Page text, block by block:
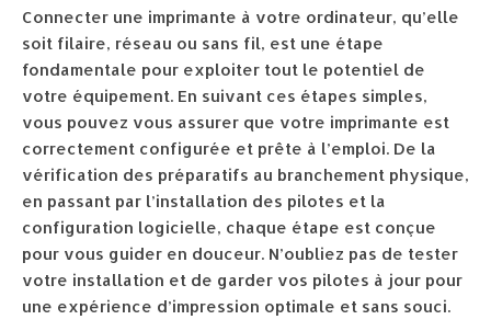
Connecter une imprimante à votre ordinateur, qu’elle
soit filaire, réseau ou sans fil, est une étape
fondamentale pour exploiter tout le potentiel de
votre équipement. En suivant ces étapes simples,
vous pouvez vous assurer que votre imprimante est
correctement configurée et prête à l’emploi. De la
vérification des préparatifs au branchement physique,
en passant par l’installation des pilotes et la
configuration logicielle, chaque étape est conçue
pour vous guider en douceur. N’oubliez pas de tester
votre installation et de garder vos pilotes à jour pour
une expérience d’impression optimale et sans souci.